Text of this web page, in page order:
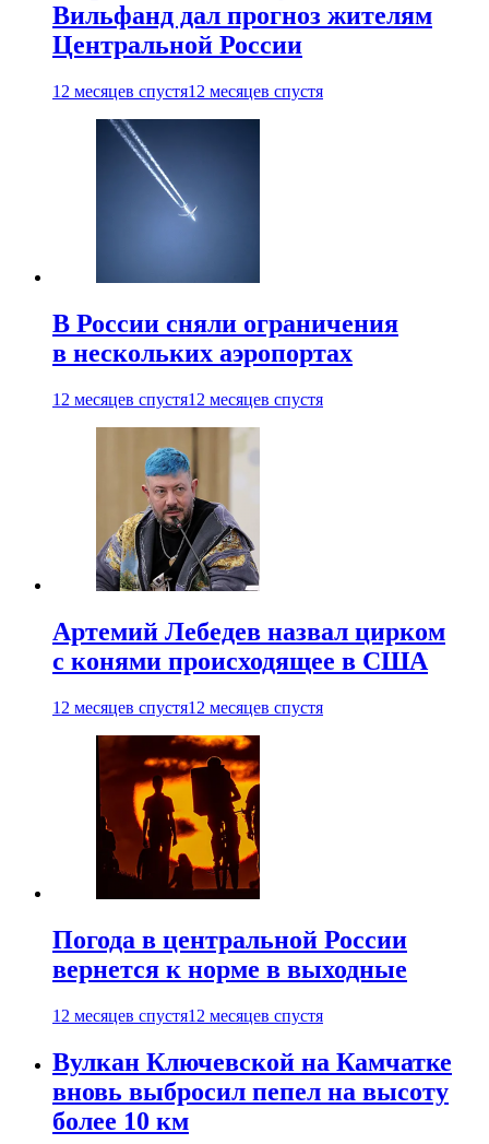
Вильфанд дал прогноз жителям
Центральной России
12 месяцев спустя12 месяцев спустя
В России сняли ограничения
в нескольких аэропортах
12 месяцев спустя12 месяцев спустя
Артемий Лебедев назвал цирком
с конями происходящее в США
12 месяцев спустя12 месяцев спустя
Погода в центральной России
вернется к норме в выходные
12 месяцев спустя12 месяцев спустя
Вулкан Ключевской на Камчатке
вновь выбросил пепел на высоту
более 10 км